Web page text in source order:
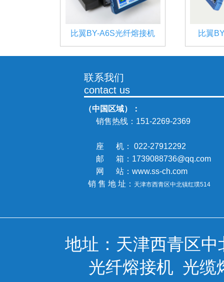
比翼BY-A6S光纤熔接机 比翼
联系我们
contact us
（中国区域）：
销售热线： 151-2269-2369
座 机： 022-27912292
邮 箱：1739088736@qq.com
网 站：www.ss-ch.com
销 售 地 址： 天津市西青区中北镇红璞514
地址：天津西青区
光纤熔接机 光缆